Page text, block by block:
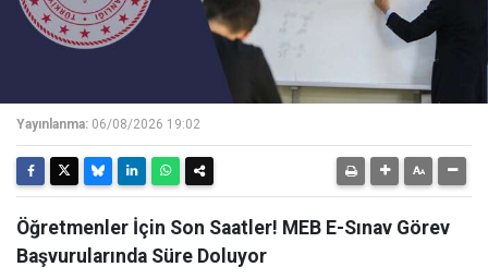
Yayınlanma: 06/08/2026 19:02
Öğretmenler İçin Son Saatler! MEB E-Sınav Görev
Başvurularında Süre Doluyor